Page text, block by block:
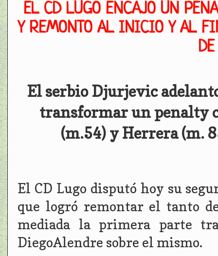
EL CD LUGO ENCAJÓ UN
Y REMONTO AL INICIO Y AL
El serbio Djurjevic
transformar un penalty
(m.54) y Herrera (m.
El CD Lugo disputó hoy su
que logró remontar el tanto
mediada la primera parte
DiegoAlendre sobre el mismo.